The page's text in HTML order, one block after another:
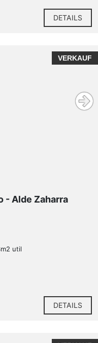
DETAILS
VERKAUF
- Alde Zaharra
util
DETAILS